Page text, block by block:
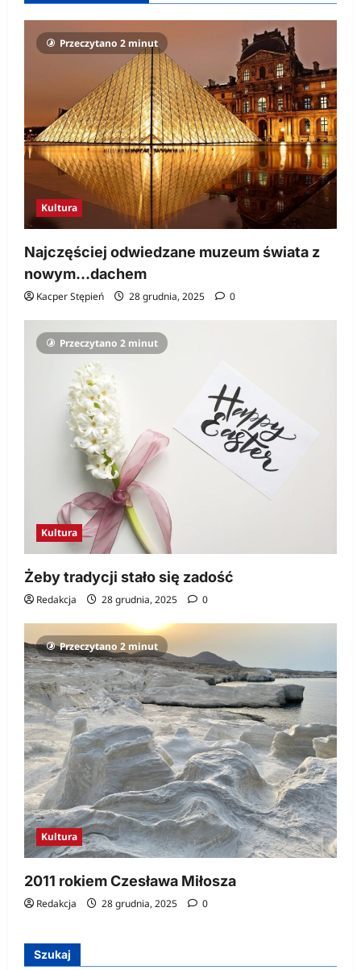
Przeczytano 2 minut
Kultura
Najczęściej odwiedzane muzeum świata z
nowym…dachem
Kacper Stępień 28 grudnia, 2025 0
Przeczytano 2 minut
Kultura
Żeby tradycji stało się zadość
Redakcja 28 grudnia, 2025 0
Przeczytano 2 minut
Kultura
2011 rokiem Czesława Miłosza
Redakcja 28 grudnia, 2025 0
Szukaj